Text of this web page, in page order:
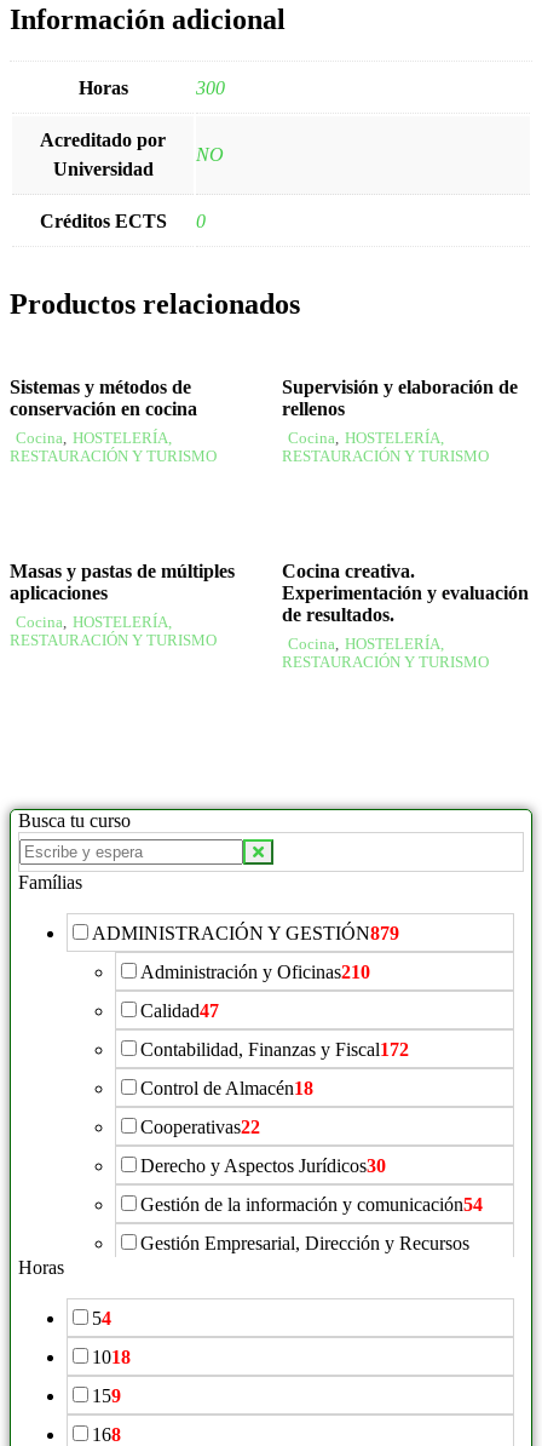
Información adicional
Horas 300
Acreditado por
Universidad
NO
Créditos ECTS 0
Productos relacionados
Sistemas y métodos de
conservación en cocina
Cocina
HOSTELERÍA,
RESTAURACIÓN Y TURISMO
Supervisión y elaboración de
rellenos
Cocina
HOSTELERÍA,
RESTAURACIÓN Y TURISMO
Masas y pastas de múltiples
aplicaciones
Cocina, HOSTELERÍA,
RESTAURACIÓN Y TURISMO
Cocina creativa.
Experimentación y evaluación
de resultados.
Cocina, HOSTELERÍA,
RESTAURACIÓN Y TURISMO
Busca tu curso
Famílias
ADMINISTRACIÓN Y GESTIÓN879
Administración y Oficinas210
Calidad47
Contabilidad, Finanzas y Fiscal172
Control de Almacén18
Cooperativas22
Derecho y Aspectos Jurídicos30
Gestión de la información y comunicación54
Gestión Empresarial, Dirección y Recursos
Igualdad de Género12
Inmobiliaria49
Laboral32
Normas ISO/UNE42
Horas
54
1018
159
168